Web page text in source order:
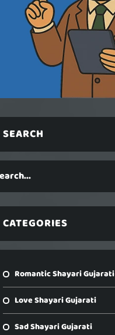
SEARCH
CATEGORIES
Romantic Shayari Gujarati
Love Shayari Gujarati
Sad Shayari Gujarati